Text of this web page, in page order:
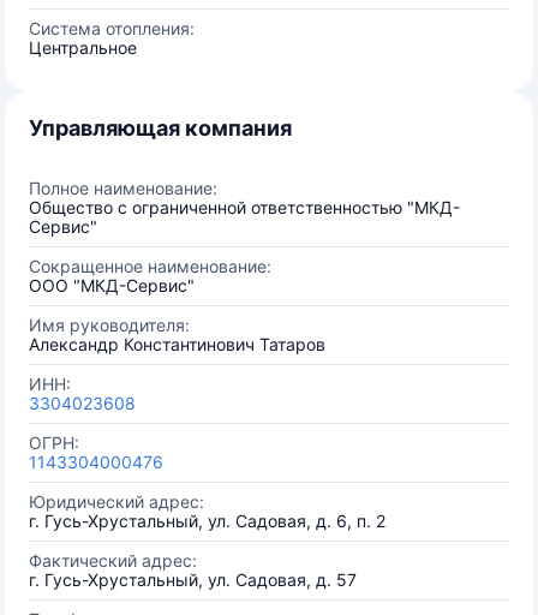
Система отопления:
Центральное
Управляющая компания
Полное наименование:
Общество с ограниченной ответственностью "МКД-
Сервис"
Сокращенное наименование:
ООО "МКД-Сервис"
Имя руководителя:
Александр Константинович Татаров
ИНН:
3304023608
ОГРН:
1143304000476
Юридический адрес:
г. Гусь-Хрустальный, ул. Садовая, д. 6, п. 2
Фактический адрес:
г. Гусь-Хрустальный, ул. Садовая, д. 57